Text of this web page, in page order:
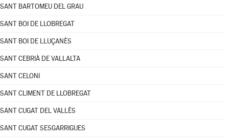
SANT BARTOMEU DEL GRAU
SANT BOI DE LLOBREGAT
SANT BOI DE LLUÇANÈS
SANT CEBRIÀ DE VALLALTA
SANT CELONI
SANT CLIMENT DE LLOBREGAT
SANT CUGAT DEL VALLÈS
SANT CUGAT SESGARRIGUES